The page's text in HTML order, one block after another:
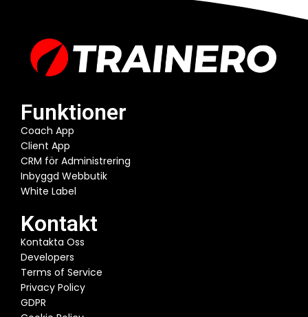
Funktioner
Coach App
Client App
CRM för Administrering
Inbyggd Webbutik
White Label
Kontakt
Kontakta Oss
Developers
Terms of Service
Privacy Policy
GDPR